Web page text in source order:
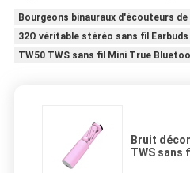
Bourgeons binauraux d'écouteurs
32Ω véritable stéréo sans fil Earbuds
TW50 TWS sans fil Mini True
Bruit
TWS sans